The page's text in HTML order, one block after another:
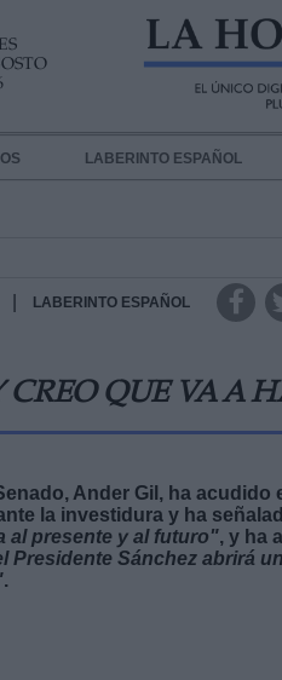
LABERINTO ESPAÑOL
LABERINTO ESPAÑOL
CREO QUE VA A
Ander Gil, ha
la investidura y ha
al presente y al futuro", y ha
Presidente Sánchez abrirá
.